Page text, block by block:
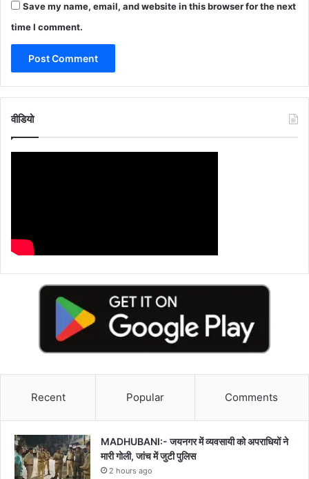
Save my name, email, and website in this browser for the next
time I comment.
वीडियो
Recent Popular Comments
MADHUBANI:- जयनगर में व्यवसायी को अपराधियों ने
मारी गोली, जांच में जुटी पुलिस
2 hours ago